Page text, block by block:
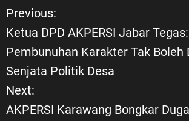
N
a
v
i
Previous:
Ketua DPD AKPERSI Jabar
Pembunuhan Karakter Tak Boleh
Senjata Politik Desa
Next:
AKPERSI Karawang Bongkar